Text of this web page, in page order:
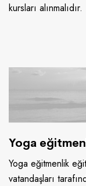
kursları alınmalıdır.
Yoga
Yoga eğitmenlik
vatandaşları